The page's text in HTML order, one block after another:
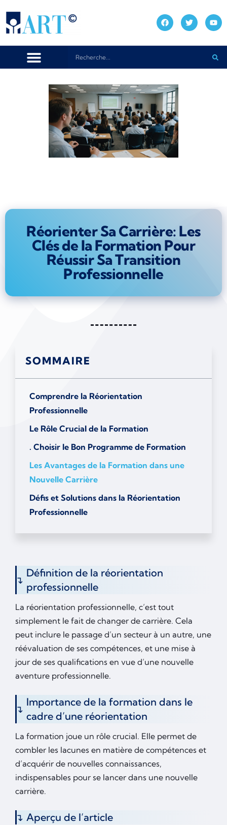
Réorienter Sa Carrière: Les
Clés de la Formation Pour
Réussir Sa Transition
Professionnelle
SOMMAIRE
Comprendre la Réorientation
Professionnelle
Le Rôle Crucial de la Formation
. Choisir le Bon Programme de Formation
Les Avantages de la Formation dans une
Nouvelle Carrière
Défis et Solutions dans la Réorientation
Professionnelle
Définition de la réorientation
professionnelle
La réorientation professionnelle, c’est tout
simplement le fait de changer de carrière. Cela
peut inclure le passage d’un secteur à un autre, une
réévaluation de ses compétences, et une mise à
jour de ses qualifications en vue d’une nouvelle
aventure professionnelle.
Importance de la formation dans le
cadre d’une réorientation
La formation joue un rôle crucial. Elle permet de
combler les lacunes en matière de compétences et
d’acquérir de nouvelles connaissances,
indispensables pour se lancer dans une nouvelle
carrière.
Aperçu de l’article